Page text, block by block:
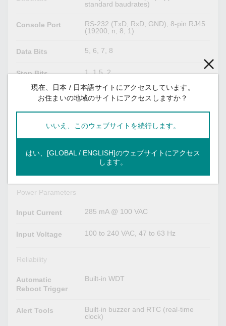
standard baudrates)
Console Port
RS-232 (TxD, RxD, GND), 8-pin RJ45
(19200, n, 8, 1)
Data Bits 5, 6, 7, 8
Stop Bits 1, 1.5, 2
None, Even, Odd, Space, Mark
TxD, RxD, RTS, CTS, DTR, DSR,
DCD, GND
Power Parameters
Input Current 285 mA @ 100 VAC
Input Voltage 100 to 240 VAC, 47 to 63 Hz
Reliability
Automatic
Reboot Trigger
Built-in WDT
Alert Tools
Built-in buzzer and RTC (real-time
clock)
現在、日本 / 日本語サイトにアクセスしています。
お住まいの地域のサイトにアクセスしますか？
いいえ、このウェブサイトを続行します。
はい、[GLOBAL / ENGLISH]のウェブサイトにアクセス
します。